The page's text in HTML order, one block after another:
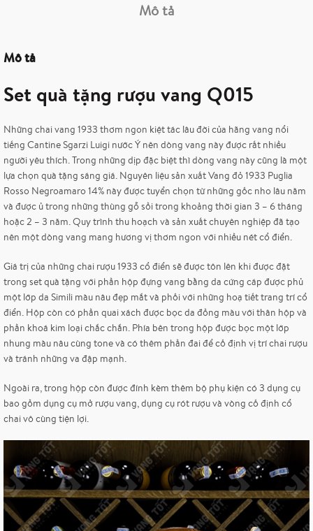
Mô tả
Mô tả
Set quà tặng rượu vang Q015
Những chai vang 1933 thơm ngon kiệt tác lâu đời của hãng vang nổi
tiếng Cantine Sgarzi Luigi nước Ý nên dòng vang này được rất nhiều
người yêu thích. Trong những dịp đặc biệt thì dòng vang này cũng là một
lựa chọn quà tặng sáng giá. Nguyên liệu sản xuất Vang đỏ 1933 Puglia
Rosso Negroamaro 14% này được tuyển chọn từ những gốc nho lâu năm
và được ủ trong những thùng gỗ sồi trong khoảng thời gian 3 – 6 tháng
hoặc 2 – 3 năm. Quy trình thu hoạch và sản xuất chuyên nghiệp đã tạo
nên một dòng vang mang hương vị thơm ngon với nhiều nét cổ điển.
Giá trị của những chai rượu 1933 cổ điển sẽ được tôn lên khi được đặt
trong set quà tặng với phần hộp đựng vang bằng da cứng cáp được phủ
một lớp da Simili màu nâu đẹp mắt và phối với những hoạ tiết trang trí cổ
điển. Hộp còn có phần quai xách được bọc da đồng màu với thân hộp và
phần khoá kim loại chắc chắn. Phía bên trong hộp được bọc một lớp
nhung màu nâu cùng tone và có thêm phần đai để cố định vị trí chai rượu
và tránh những va đập mạnh.
Ngoài ra, trong hộp còn được đính kèm thêm bộ phụ kiện có 3 dụng cụ
bao gồm dụng cụ mở rượu vang, dụng cụ rót rượu và vòng cố định cổ
chai vô cùng tiện lợi.